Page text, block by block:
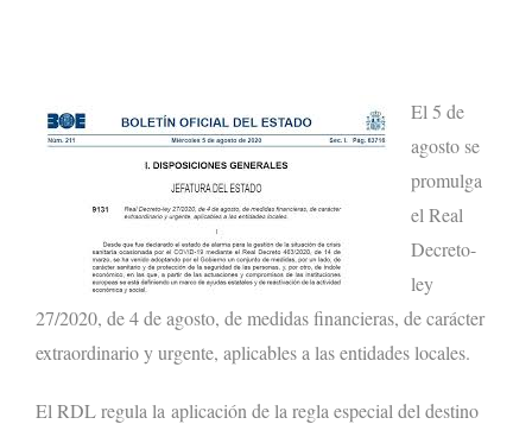
El 5 de
agosto se
promulga
el Real
Decreto-
ley
27/2020, de 4 de agosto, de medidas financieras, de carácter
extraordinario y urgente, aplicables a las entidades locales.
El RDL regula la aplicación de la regla especial del destino